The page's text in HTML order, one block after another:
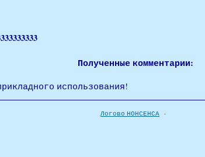
Полученные комментарии:
использования!
Логово НОНСЕНСА ·